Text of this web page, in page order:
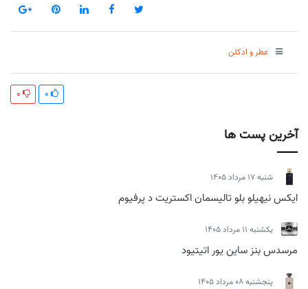
آخرین پست ها
شنبه 17 مرداد 1405
ایکس نیهیلو بلو تالیسمان اکستریت د پرفیوم
يكشنبه 11 مرداد 1405
مرسدس بنز ساین یور اتیتیود
پنجشنبه 08 مرداد 1405
عطر و ادکلن